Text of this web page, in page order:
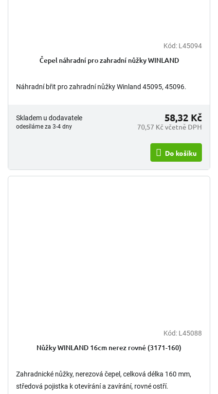
Kód: L45094
Čepel náhradní pro zahradní nůžky WINLAND
Náhradní břit pro zahradní nůžky Winland 45095, 45096.
Skladem u dodavatele
odesíláme za 3-4 dny 70,57 Kč včetně DPH
58,32 Kč
Do košíku
Kód: L45088
Nůžky WINLAND 16cm nerez rovné (3171-160)
Zahradnické nůžky, nerezová čepel, celková délka 160 mm,
středová pojistka k otevírání a zavírání, rovné ostří.